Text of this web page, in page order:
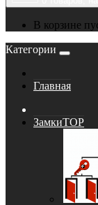
В корзине
Категории
Главная
ЗамкиTOP